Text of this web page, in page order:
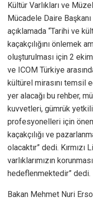
Kültür Varlıkları ve
Mücadele Daire
açıklamada “Tarihi ve
kaçakçılığını önlemek
oluşturulması için 2
ve ICOM Türkiye
kültürel mirasını temsil
yer alacağı bu rehber,
kuvvetleri, gümrük
profesyonelleri için
kaçakçılığı ve
olacaktır” dedi.
varlıklarımızın
hedeflenmektedir” dedi.
Bakan Mehmet Nuri